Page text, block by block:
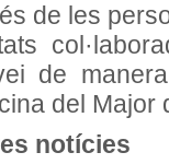
de les
de
del Major
notícies